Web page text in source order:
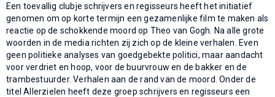
Een toevallig clubje schrijvers en regisseurs heeft het initiatief
genomen om op korte termijn een gezamenlijke film te maken als
reactie op de schokkende moord op Theo van Gogh. Na alle grote
woorden in de media richten zij zich op de kleine verhalen. Even
geen politieke analyses van goedgebekte politici, maar aandacht
voor verdriet en hoop, voor de buurvrouw en de bakker en de
trambestuurder. Verhalen aan de rand van de moord. Onder de
titel Allerzielen heeft deze groep schrijvers en regisseurs een